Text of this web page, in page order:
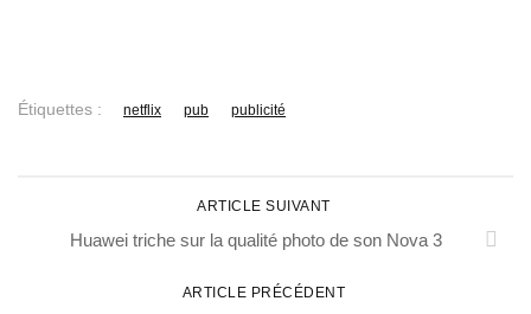
Étiquettes : netflix pub publicité
ARTICLE SUIVANT
Huawei triche sur la qualité photo de son Nova 3
ARTICLE PRÉCÉDENT